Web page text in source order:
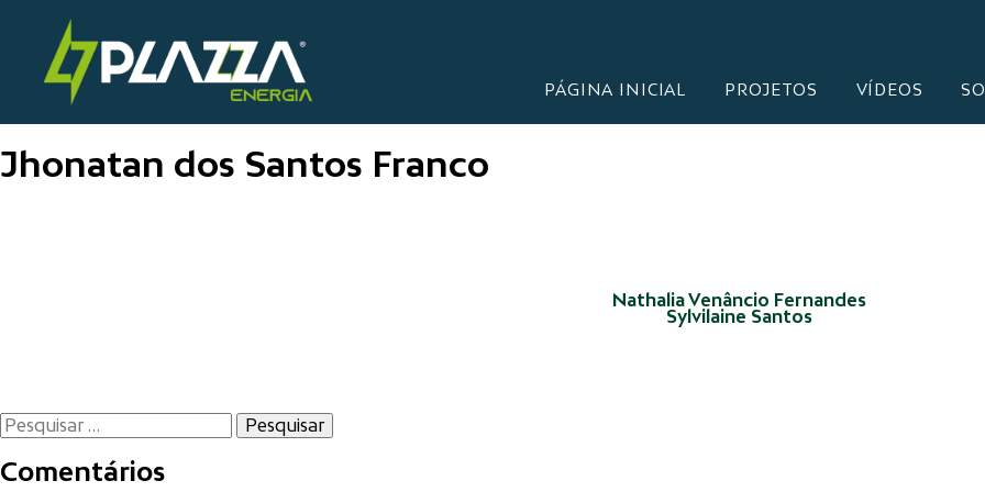
content
PÁGINA INICIAL PROJETOS VÍDEOS
Jhonatan dos Santos Franco
Nathalia Venâncio Fernandes
Sylvilaine Santos
Pesquisar
por:
Comentários